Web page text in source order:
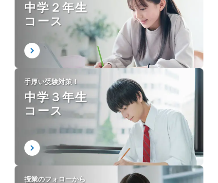
中学２年生
コース
手厚い受験対策！
中学３年生
コース
授業のフォローから